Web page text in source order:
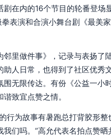
在内的16个节目的轮番登场
表演和合演小舞台剧《最美
里做件事》，记录与表扬了
人日常，也得到了社区优秀
无限传达。有份《公益一小
致宜点赞之情。
行为故事有暑跑总打背胶形
们吗。”高允代表名拍点赞晒